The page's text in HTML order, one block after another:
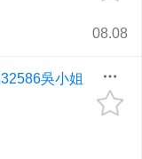
08.08
吳小姐